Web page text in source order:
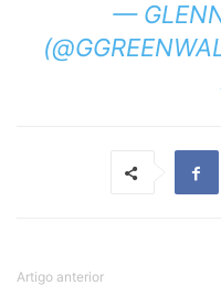
—
Artigo anterior